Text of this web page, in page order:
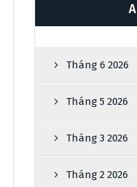
Tháng 6 2026
Tháng 5 2026
Tháng 3 2026
Tháng 2 2026